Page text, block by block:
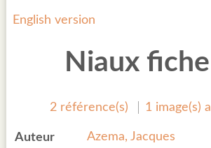
English version
Niaux
2 référence(s) 1 image(s)
Auteur Azema, Jacques